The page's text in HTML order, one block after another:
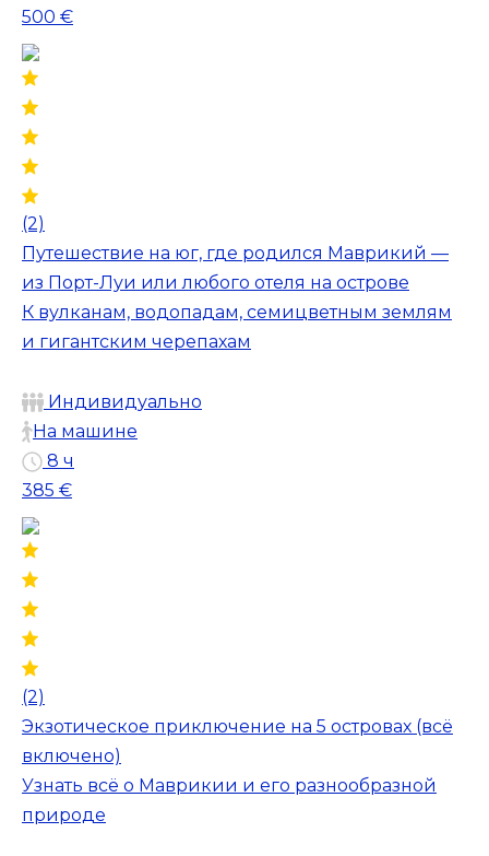
500 €
(2)
Путешествие на юг, где родился Маврикий —
из Порт-Луи или любого отеля на острове
К вулканам, водопадам, семицветным землям
и гигантским черепахам
Индивидуально
На машине
8 ч
385 €
(2)
Экзотическое приключение на 5 островах (всё
включено)
Узнать всё о Маврикии и его разнообразной
природе